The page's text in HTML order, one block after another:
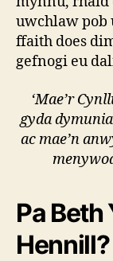
uwchlaw pob
ffaith does
gefnogi eu
‘Mae’r
gyda
ac mae’n
Pa Beth
Hennill?